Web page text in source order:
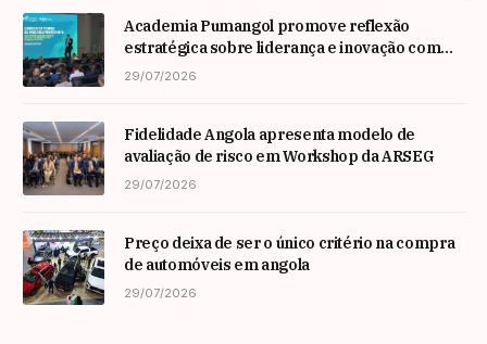
Academia Pumangol promove reflexão
estratégica sobre liderança e inovação com
especialista internacional Nadim Habib
29/07/2026
Fidelidade Angola apresenta modelo de
avaliação de risco em Workshop da ARSEG
29/07/2026
Preço deixa de ser o único critério na compra
de automóveis em angola
29/07/2026